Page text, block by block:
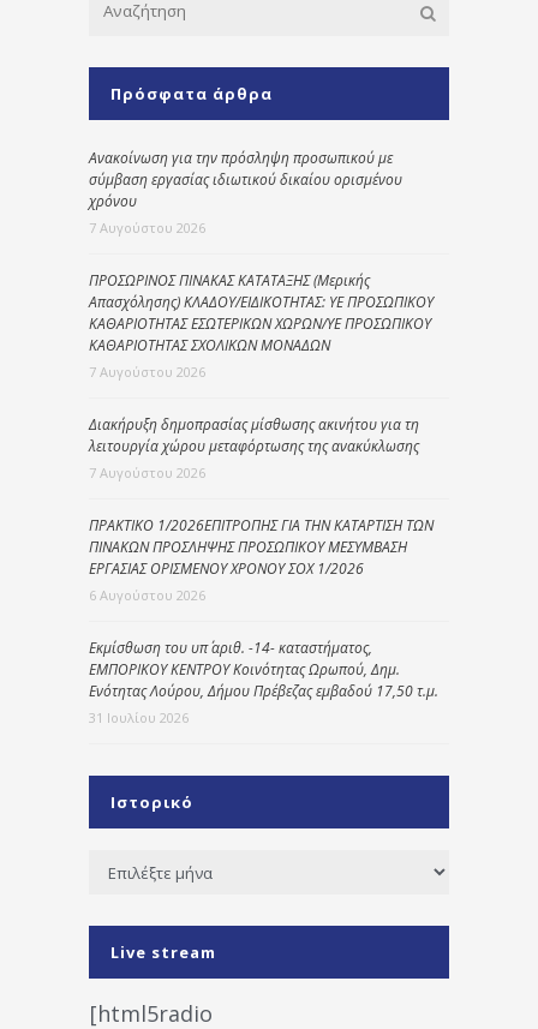
Πρόσφατα άρθρα
Ανακοίνωση για την πρόσληψη προσωπικού με
σύμβαση εργασίας ιδιωτικού δικαίου ορισμένου
χρόνου
7 Αυγούστου 2026
ΠΡΟΣΩΡΙΝΟΣ ΠΙΝΑΚΑΣ ΚΑΤΑΤΑΞΗΣ (Μερικής
Απασχόλησης) ΚΛΑΔΟΥ/ΕΙΔΙΚΟΤΗΤΑΣ: ΥΕ ΠΡΟΣΩΠΙΚΟΥ
ΚΑΘΑΡΙΟΤΗΤΑΣ ΕΣΩΤΕΡΙΚΩΝ ΧΩΡΩΝ/ΥΕ ΠΡΟΣΩΠΙΚΟΥ
ΚΑΘΑΡΙΟΤΗΤΑΣ ΣΧΟΛΙΚΩΝ ΜΟΝΑΔΩΝ
7 Αυγούστου 2026
Διακήρυξη δημοπρασίας μίσθωσης ακινήτου για τη
λειτουργία χώρου μεταφόρτωσης της ανακύκλωσης
7 Αυγούστου 2026
ΠΡΑΚΤΙΚΟ 1/2026ΕΠΙΤΡΟΠΗΣ ΓΙΑ ΤΗΝ ΚΑΤΑΡΤΙΣΗ ΤΩΝ
ΠΙΝΑΚΩΝ ΠΡΟΣΛΗΨΗΣ ΠΡΟΣΩΠΙΚΟΥ ΜΕΣΥΜΒΑΣΗ
ΕΡΓΑΣΙΑΣ ΟΡΙΣΜΕΝΟΥ ΧΡΟΝΟΥ ΣΟΧ 1/2026
6 Αυγούστου 2026
Εκμίσθωση του υπ΄ αριθ. -14- καταστήματος,
ΕΜΠΟΡΙΚΟΥ ΚΕΝΤΡΟΥ Κοινότητας Ωρωπού, Δημ.
Ενότητας Λούρου, Δήμου Πρέβεζας εμβαδού 17,50 τ.μ.
31 Ιουλίου 2026
Ιστορικό
Ιστορικό
Live stream
[html5radio